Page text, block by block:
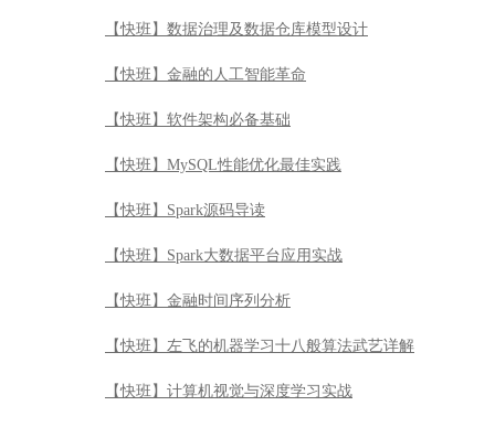
【快班】数据治理及数据仓库模型设计
【快班】金融的人工智能革命
【快班】软件架构必备基础
【快班】MySQL性能优化最佳实践
【快班】Spark源码导读
【快班】Spark大数据平台应用实战
【快班】金融时间序列分析
【快班】左飞的机器学习十八般算法武艺详解
【快班】计算机视觉与深度学习实战